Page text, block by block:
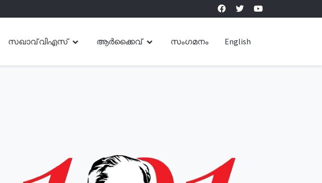
സഖാവ് വിഎസ് ആർക്കൈവ് സംഗമനം English